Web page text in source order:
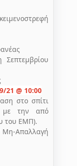
Σεπτεμβρίου
21 @ 10:00
στο σπίτι
με την από
του ΕΜΠ).
Μη-Απαλλαγή